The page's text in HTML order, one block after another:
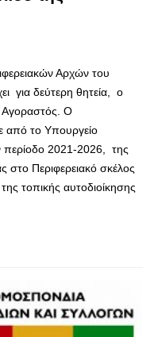
Αρχών του
για δεύτερη θητεία, ο
Αγοραστός. Ο
από το Υπουργείο
περίοδο 2021-2026, της
στο Περιφερειακό σκέλος
τοπικής αυτοδιοίκησης